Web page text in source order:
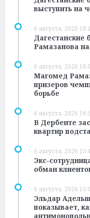
выступить на
6 августа, 2026
Дагестанские
Рамазанова
6 августа, 2026
Магомед
призеров
борьбе
6 августа, 2026
В Дербенте
квартир
6 августа, 2026
Экс-
обман
6 августа, 2026
Эльдар
показывает,